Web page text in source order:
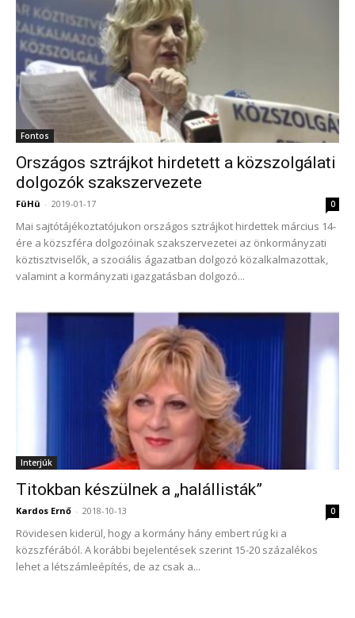
Fontos
Országos sztrájkot hirdetett a közszolgálati
dolgozók szakszervezete
FüHü - 2019-01-17 0
Mai sajtótájékoztatójukon országos sztrájkot hirdettek március 14-
ére a közszféra dolgozóinak szakszervezetei az önkormányzati
köztisztviselők, a szociális ágazatban dolgozó közalkalmazottak,
valamint a kormányzati igazgatásban dolgozó...
Interjúk
Titokban készülnek a „halállisták”
Kardos Ernő - 2018-10-13 0
Rövidesen kiderül, hogy a kormány hány embert rúg ki a
közszférából. A korábbi bejelentések szerint 15-20 százalékos
lehet a létszámleépítés, de az csak a...